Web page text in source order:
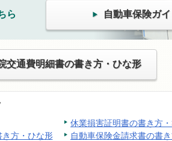
ら 自動車保険ガ
交通費明細書の書き方・ひな形
休業損害証明書の書き方
き方・ひな形
自動車保険金請求書の書